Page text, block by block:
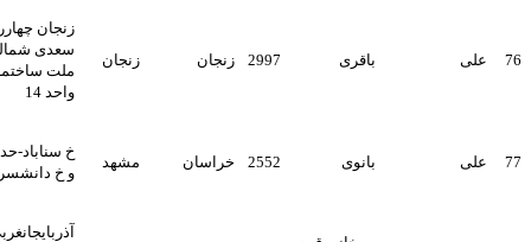
باقری 2997 زنجان زنجان
زنجان چهارراه سعدی ابتدای
سعدی شمالی روبروی بانک
ملت ساختمان شهریار طبقه 4
بانوی 2552 خراسان مشهد
خ سناباد-حدفاصل 5راه سناباد
و خ دانشسرا-ابن سینا-پ143
آذربایجانغربی-سلماس-کوی